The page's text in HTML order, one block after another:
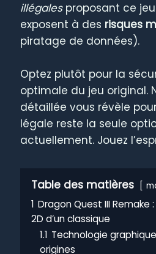
illégalesproposant ce
exposent à des risques
piratage de données).
Optez plutôt pour la
optimale du jeu original.
détaillée vous révèle
légale reste la seule
actuellement. Jouez
Table des matières
1 Dragon Quest III Remake
2D d’un classique
1.1 Technologie
origines